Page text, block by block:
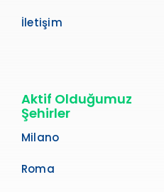
İletişim
Aktif Olduğumuz
Şehirler
Milano
Roma